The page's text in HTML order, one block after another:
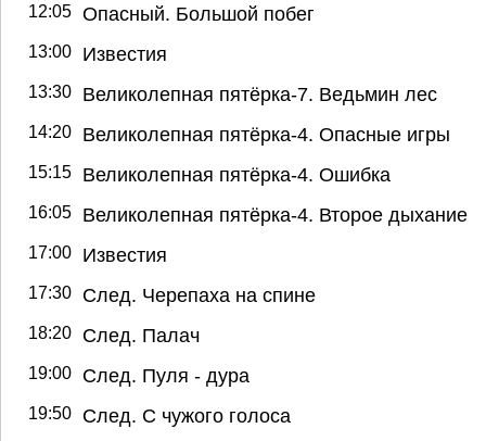
12:05 Опасный. Большой побег
13:00 Известия
13:30 Великолепная пятёрка-7. Ведьмин лес
14:20 Великолепная пятёрка-4. Опасные игры
15:15 Великолепная пятёрка-4. Ошибка
16:05 Великолепная пятёрка-4. Второе дыхание
17:00 Известия
17:30 След. Черепаха на спине
18:20 След. Палач
19:00 След. Пуля - дура
19:50 След. С чужого голоса